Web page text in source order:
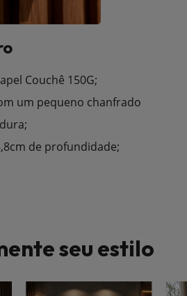
Couchê 150G;
um pequeno chanfrado
de profundidade;
seu estilo